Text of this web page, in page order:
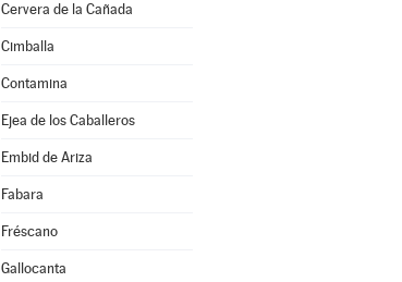
Cervera de la Cañada
Cimballa
Contamina
Ejea de los Caballeros
Embid de Ariza
Fabara
Fréscano
Gallocanta